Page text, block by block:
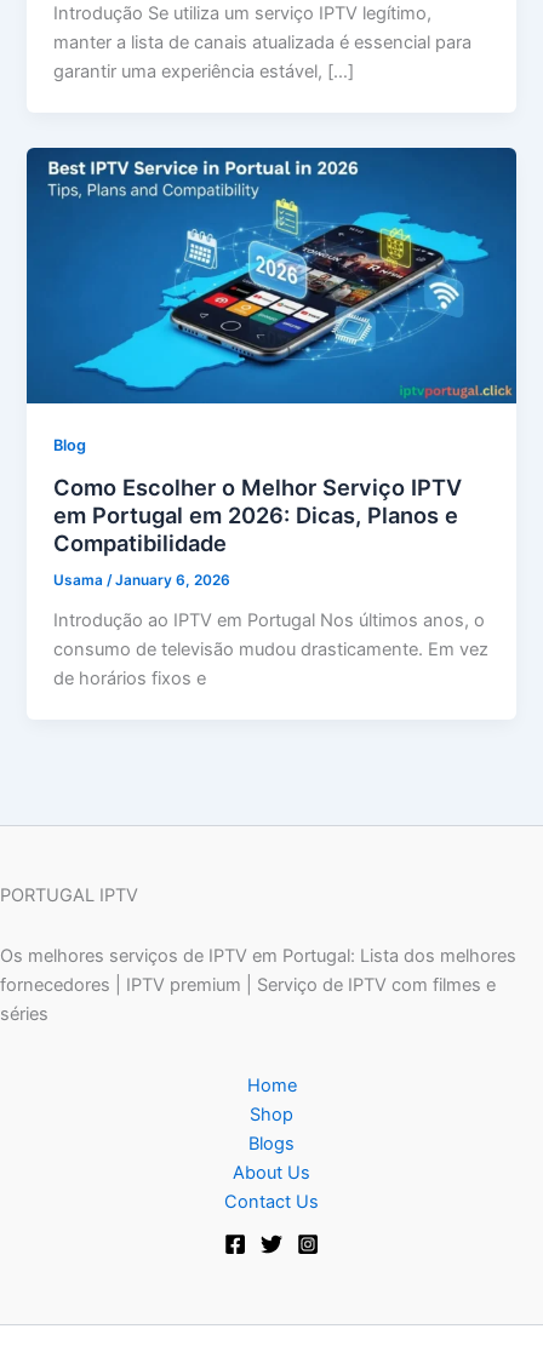
Introdução Se utiliza um serviço IPTV legítimo,
manter a lista de canais atualizada é essencial para
garantir uma experiência estável, […]
Blog
Como Escolher o Melhor Serviço IPTV
em Portugal em 2026: Dicas, Planos e
Compatibilidade
Usama /January 6, 2026
Introdução ao IPTV em Portugal Nos últimos anos, o
consumo de televisão mudou drasticamente. Em vez
de horários fixos e
PORTUGAL IPTV
Os melhores serviços de IPTV em Portugal: Lista dos melhores
fornecedores | IPTV premium | Serviço de IPTV com filmes e
séries
Home
Shop
Blogs
About Us
Contact Us